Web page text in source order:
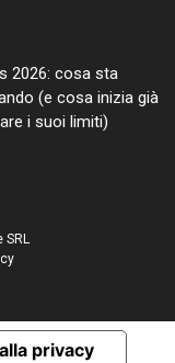
2026: cosa sta
(e cosa inizia già
i suoi limiti)
SRL
privacy